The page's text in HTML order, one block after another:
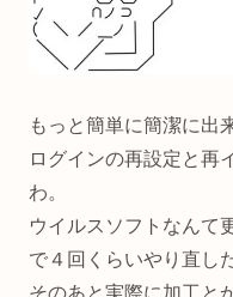
もっと簡単に簡潔に出
ログインの再設定と再
わ。
ウイルスソフトなんて
で４回くらいやり直し
そのあと実際に加工と